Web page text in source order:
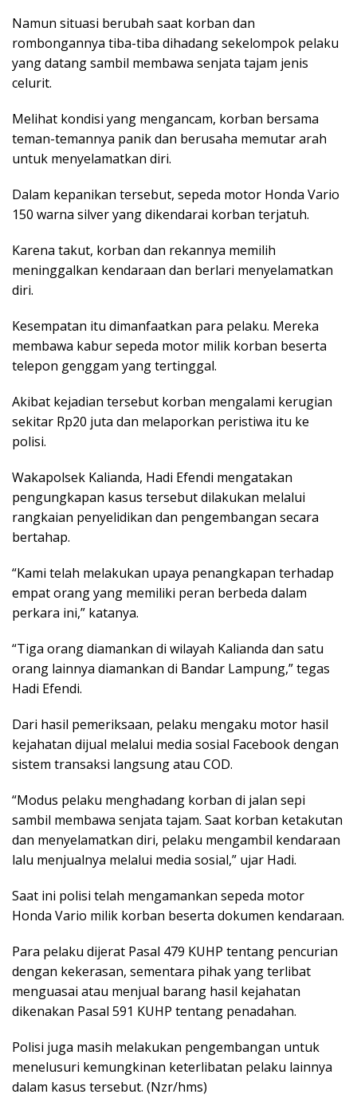
Namun situasi berubah saat korban dan
rombongannya tiba-tiba dihadang sekelompok pelaku
yang datang sambil membawa senjata tajam jenis
celurit.
Melihat kondisi yang mengancam, korban bersama
teman-temannya panik dan berusaha memutar arah
untuk menyelamatkan diri.
Dalam kepanikan tersebut, sepeda motor Honda Vario
150 warna silver yang dikendarai korban terjatuh.
Karena takut, korban dan rekannya memilih
meninggalkan kendaraan dan berlari menyelamatkan
diri.
Kesempatan itu dimanfaatkan para pelaku. Mereka
membawa kabur sepeda motor milik korban beserta
telepon genggam yang tertinggal.
Akibat kejadian tersebut korban mengalami kerugian
sekitar Rp20 juta dan melaporkan peristiwa itu ke
polisi.
Wakapolsek Kalianda, Hadi Efendi mengatakan
pengungkapan kasus tersebut dilakukan melalui
rangkaian penyelidikan dan pengembangan secara
bertahap.
“Kami telah melakukan upaya penangkapan terhadap
empat orang yang memiliki peran berbeda dalam
perkara ini,” katanya.
“Tiga orang diamankan di wilayah Kalianda dan satu
orang lainnya diamankan di Bandar Lampung,” tegas
Hadi Efendi.
Dari hasil pemeriksaan, pelaku mengaku motor hasil
kejahatan dijual melalui media sosial Facebook dengan
sistem transaksi langsung atau COD.
“Modus pelaku menghadang korban di jalan sepi
sambil membawa senjata tajam. Saat korban ketakutan
dan menyelamatkan diri, pelaku mengambil kendaraan
lalu menjualnya melalui media sosial,” ujar Hadi.
Saat ini polisi telah mengamankan sepeda motor
Honda Vario milik korban beserta dokumen kendaraan.
Para pelaku dijerat Pasal 479 KUHP tentang pencurian
dengan kekerasan, sementara pihak yang terlibat
menguasai atau menjual barang hasil kejahatan
dikenakan Pasal 591 KUHP tentang penadahan.
Polisi juga masih melakukan pengembangan untuk
menelusuri kemungkinan keterlibatan pelaku lainnya
dalam kasus tersebut. (Nzr/hms)